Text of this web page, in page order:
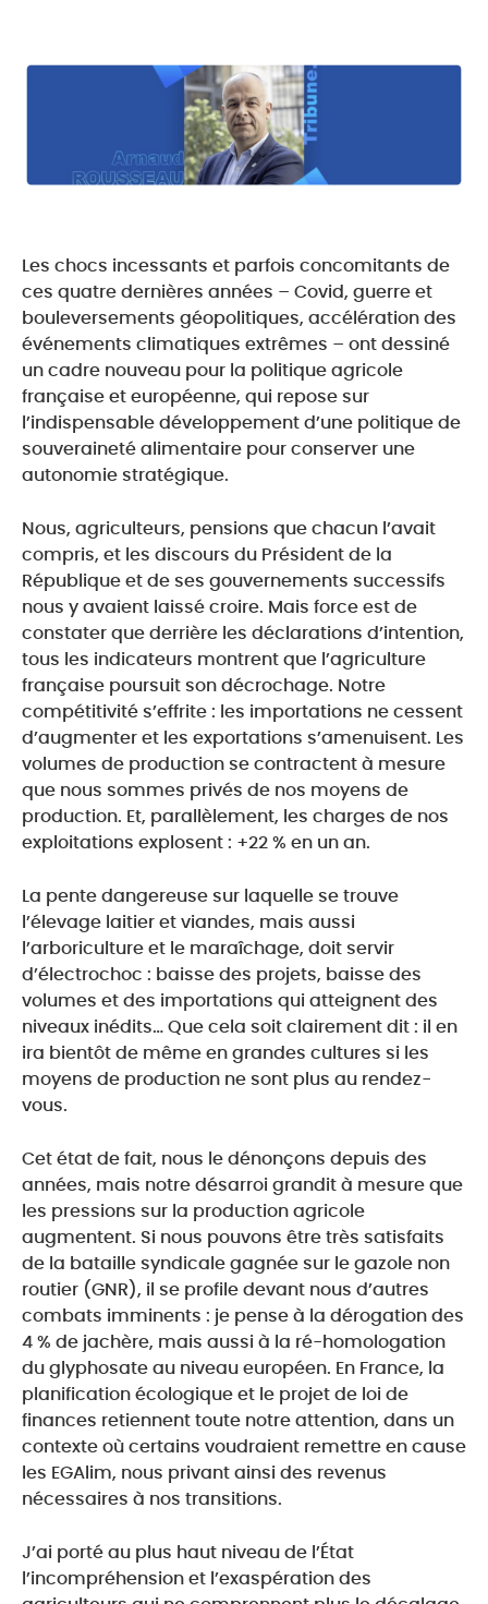
Les chocs incessants et parfois concomitants de
ces quatre dernières années – Covid, guerre et
bouleversements géopolitiques, accélération des
événements climatiques extrêmes – ont dessiné
un cadre nouveau pour la politique agricole
française et européenne, qui repose sur
l’indispensable développement d’une politique de
souveraineté alimentaire pour conserver une
autonomie stratégique.
Nous, agriculteurs, pensions que chacun l’avait
compris, et les discours du Président de la
République et de ses gouvernements successifs
nous y avaient laissé croire. Mais force est de
constater que derrière les déclarations d’intention,
tous les indicateurs montrent que l’agriculture
française poursuit son décrochage. Notre
compétitivité s’effrite : les importations ne cessent
d’augmenter et les exportations s’amenuisent. Les
volumes de production se contractent à mesure
que nous sommes privés de nos moyens de
production. Et, parallèlement, les charges de nos
exploitations explosent : +22 % en un an.
La pente dangereuse sur laquelle se trouve
l’élevage laitier et viandes, mais aussi
l’arboriculture et le maraîchage, doit servir
d’électrochoc : baisse des projets, baisse des
volumes et des importations qui atteignent des
niveaux inédits… Que cela soit clairement dit : il en
ira bientôt de même en grandes cultures si les
moyens de production ne sont plus au rendez-
vous.
Cet état de fait, nous le dénonçons depuis des
années, mais notre désarroi grandit à mesure que
les pressions sur la production agricole
augmentent. Si nous pouvons être très satisfaits
de la bataille syndicale gagnée sur le gazole non
routier (GNR), il se profile devant nous d’autres
combats imminents : je pense à la dérogation des
4 % de jachère, mais aussi à la ré-homologation
du glyphosate au niveau européen. En France, la
planification écologique et le projet de loi de
finances retiennent toute notre attention, dans un
contexte où certains voudraient remettre en cause
les EGAlim, nous privant ainsi des revenus
nécessaires à nos transitions.
J’ai porté au plus haut niveau de l’État
l’incompréhension et l’exaspération des